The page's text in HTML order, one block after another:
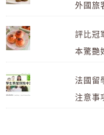
外國旅
評比冠
本驚艷
法國留
注意事